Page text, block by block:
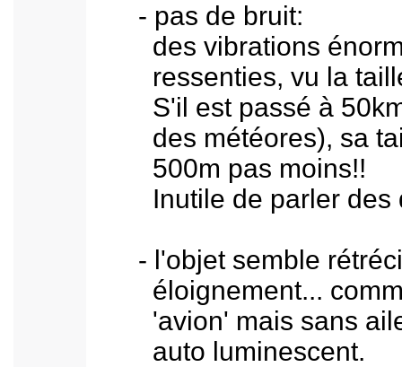
- pas de bruit:
des vibrations
ressenties, vu la
S'il est passé à 50km
des météores), sa
500m pas moins!!
Inutile de parler des
- l'objet semble
éloignement...
'avion' mais sans aile
auto luminescent.